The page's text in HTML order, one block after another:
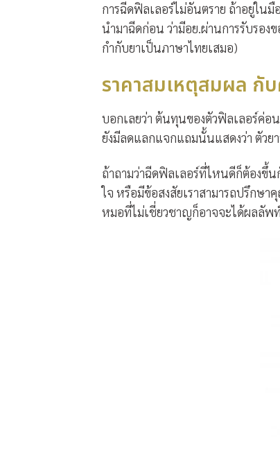
การฉีดฟิลเลอร์ไม่อันตราย ถ้าอยู่ใ
นำมาฉีดก่อน ว่ามีอย.ผ่านการรับรอง
กำกับยาเป็นภาษาไทยเสมอ)
ราคาสมเหตุสมผล
บอกเลยว่า ต้นทุนของตัวฟิลเลอร์ค่อ
ยังมีลดแลกแจกแถมนั้นแสดงว่า ตัวย
ถ้าถามว่าฉีดฟิลเลอร์ที่ไหนดีก็ต้องขึ้
ใจ หรือมีข้อสงสัยเราสามารถปรึกษ
หมอที่ไม่เชี่ยวชาญก็อาจจะได้ผลลัพ